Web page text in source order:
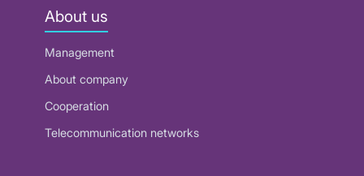
About us
Management
About company
Cooperation
Telecommunication networks